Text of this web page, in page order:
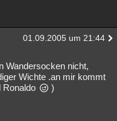
01.09.2005 um 21:44
Wandersocken nicht,
Wichte .an mir kommt
Ronaldo
)